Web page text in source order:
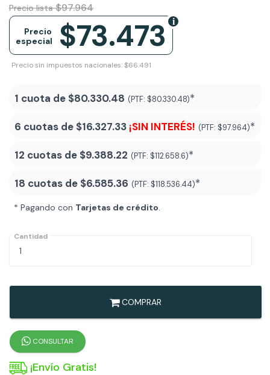
Precio lista $97.964
$73.473
Precio
especial
Precio sin impuestos nacionales: $66.491
1 cuota de $80.330.48 (PTF: $80.330.48)*
6 cuotas de $16.327.33 ¡SIN INTERÉS! (PTF: $97.964)*
12 cuotas de $9.388.22 (PTF: $112.658.6)*
18 cuotas de $6.585.36 (PTF: $118.536.44)*
* Pagando con Tarjetas de crédito
Cantidad
COMPRAR
CONSULTAR
¡Envío Gratis!